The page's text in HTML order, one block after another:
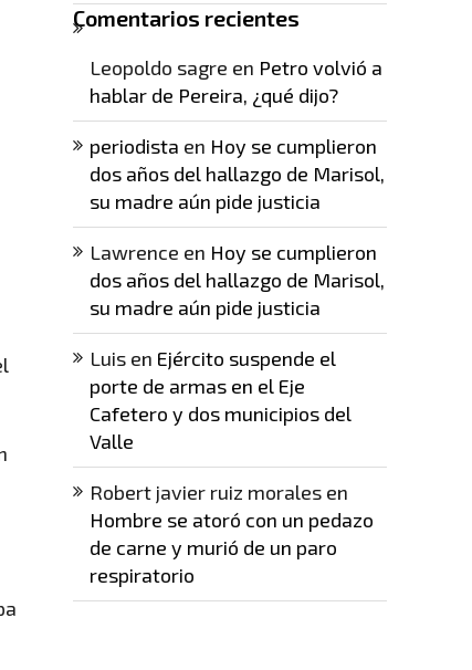
Comentarios recientes
Leopoldo sagre en Petro volvió a
hablar de Pereira, ¿qué dijo?
periodista en Hoy se cumplieron
dos años del hallazgo de Marisol,
su madre aún pide justicia
Lawrence en Hoy se cumplieron
dos años del hallazgo de Marisol,
su madre aún pide justicia
Luisen Ejército suspende el
porte de armas en el Eje
Cafetero y dos municipios del
Valle
Robert javier ruiz moralesen
Hombre se atoró con un pedazo
de carne y murió de un paro
respiratorio